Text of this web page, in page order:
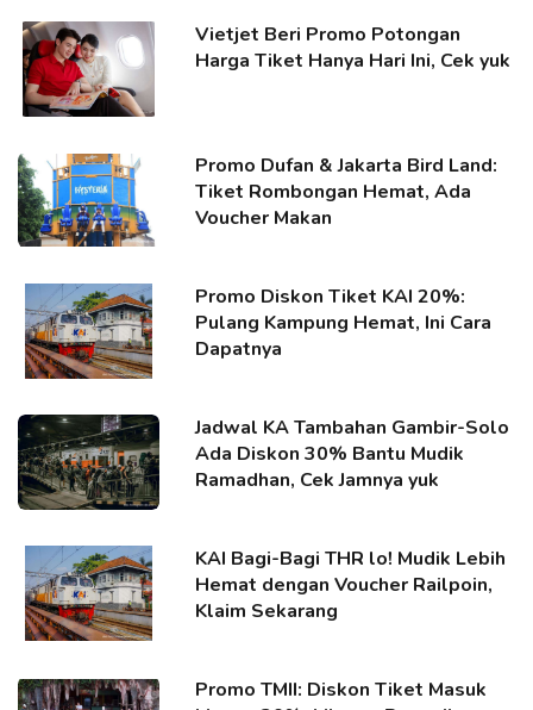
Vietjet Beri Promo Potongan
Harga Tiket Hanya Hari Ini, Cek yuk
Promo Dufan & Jakarta Bird Land:
Tiket Rombongan Hemat, Ada
Voucher Makan
Promo Diskon Tiket KAI 20%:
Pulang Kampung Hemat, Ini Cara
Dapatnya
Jadwal KA Tambahan Gambir-Solo
Ada Diskon 30% Bantu Mudik
Ramadhan, Cek Jamnya yuk
KAI Bagi-Bagi THR lo! Mudik Lebih
Hemat dengan Voucher Railpoin,
Klaim Sekarang
Promo TMII: Diskon Tiket Masuk